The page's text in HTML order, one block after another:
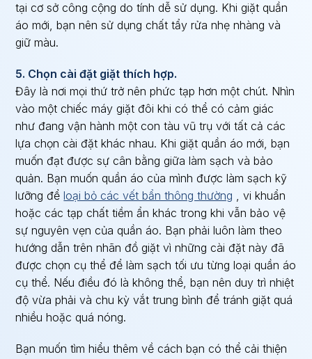
tại cơ sở công cộng do tính dễ sử dụng. Khi giặt quần
áo mới, bạn nên sử dụng chất tẩy rửa nhẹ nhàng và
giữ màu.
5. Chọn cài đặt giặt thích hợp.
Đây là nơi mọi thứ trở nên phức tạp hơn một chút. Nhìn
vào một chiếc máy giặt đôi khi có thể có cảm giác
như đang vận hành một con tàu vũ trụ với tất cả các
lựa chọn cài đặt khác nhau. Khi giặt quần áo mới, bạn
muốn đạt được sự cân bằng giữa làm sạch và bảo
quản. Bạn muốn quần áo của mình được làm sạch kỹ
lưỡng đểloại bỏ các vết bẩn thông thường , vi khuẩn
hoặc các tạp chất tiềm ẩn khác trong khi vẫn bảo vệ
sự nguyên vẹn của quần áo. Bạn phải luôn làm theo
hướng dẫn trên nhãn đồ giặt vì những cài đặt này đã
được chọn cụ thể để làm sạch tối ưu từng loại quần áo
cụ thể. Nếu điều đó là không thể, bạn nên duy trì nhiệt
độ vừa phải và chu kỳ vắt trung bình để tránh giặt quá
nhiều hoặc quá nóng.
Bạn muốn tìm hiểu thêm về cách bạn có thể cải thiện